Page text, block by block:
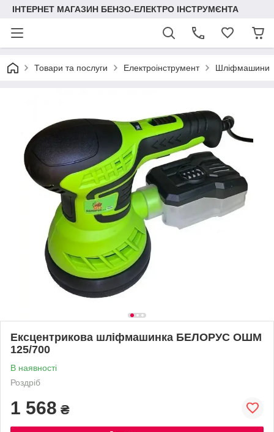
ІНТЕРНЕТ МАГАЗИН БЕНЗО-ЕЛЕКТРО ІНСТРУМЄНТА
Товари та послуги Електроінструмент Шліфмашини
Ексцентрикова шліфмашинка БЕЛОРУС ОШМ
125/700
В наявності
Роздріб
1 568 ₴